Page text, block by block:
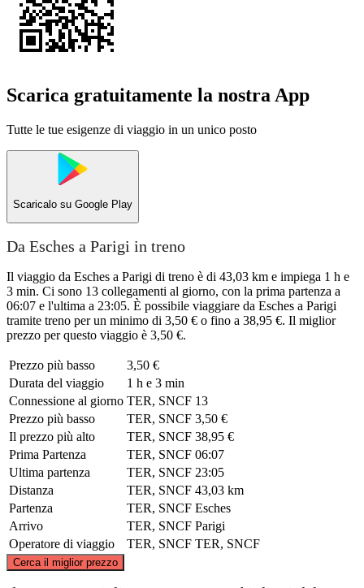
Scarica gratuitamente la nostra App
Tutte le tue esigenze di viaggio in un unico posto
Scaricalo su Google Play
Da Esches a Parigi in treno
Il viaggio da Esches a Parigi di treno è di 43,03 km e impiega 1 h e
3 min. Ci sono 13 collegamenti al giorno, con la prima partenza a
06:07 e l'ultima a 23:05. È possibile viaggiare da Esches a Parigi
tramite treno per un minimo di 3,50 € o fino a 38,95 €. Il miglior
prezzo per questo viaggio è 3,50 €.
Prezzo più basso
3,50 €
Durata del viaggio
1 h e 3 min
Connessione al giorno TER, SNCF 13
Prezzo più basso
TER, SNCF 3,50 €
Il prezzo più alto
TER, SNCF 38,95 €
Prima Partenza
TER, SNCF 06:07
Ultima partenza
TER, SNCF 23:05
Distanza
TER, SNCF 43,03 km
Partenza
TER, SNCF Esches
Arrivo
TER, SNCF Parigi
Operatore di viaggio
TER, SNCF TER, SNCF
Cerca il miglior prezzo
© CARTO, ©OpenStreetMap